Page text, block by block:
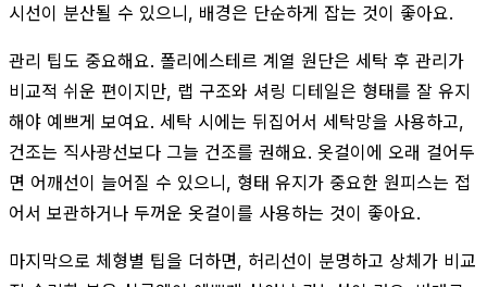
시선이 분산될 수 있으니, 배경은 단순하게 잡는 것이 좋아요.
관리 팁도 중요해요. 폴리에스테르 계열 원단은 세탁 후 관리가
비교적 쉬운 편이지만, 랩 구조와 셔링 디테일은 형태를 잘 유지
해야 예쁘게 보여요. 세탁 시에는 뒤집어서 세탁망을 사용하고,
건조는 직사광선보다 그늘 건조를 권해요. 옷걸이에 오래 걸어두
면 어깨선이 늘어질 수 있으니, 형태 유지가 중요한 원피스는 접
어서 보관하거나 두꺼운 옷걸이를 사용하는 것이 좋아요.
마지막으로 체형별 팁을 더하면, 허리선이 분명하고 상체가 비교